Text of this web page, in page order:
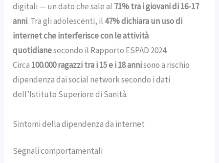
digitali — un dato che sale al 71% tra i giovani di 16-17
anni. Tra gli adolescenti, il 47% dichiara un uso di
internet che interferisce con le attività
quotidianesecondo il Rapporto ESPAD 2024.
Circa 100.000 ragazzi tra i 15 e i 18 annisono a rischio
dipendenza dai social network secondo i dati
dell’Istituto Superiore di Sanità.
Sintomi della dipendenza da internet
Segnali comportamentali